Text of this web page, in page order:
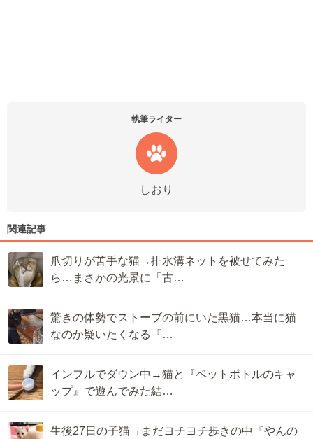
執筆ライター
しおり
関連記事
爪切りが苦手な猫→排水溝ネットを被せてみた
ら…まさかの光景に「古…
驚きの体勢でストーブの前にいた黒猫…本当に猫
なのか疑いたくなる『…
インフルでダウン中→猫と『ペットボトルのキャ
ップ』で遊んでみた結…
生後27日の子猫→まだヨチヨチ歩きの中『やんの